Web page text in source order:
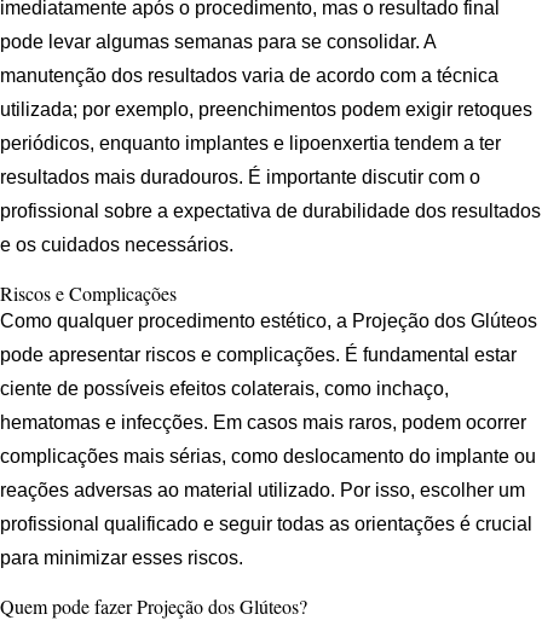
imediatamente após o procedimento, mas o resultado final
pode levar algumas semanas para se consolidar. A
manutenção dos resultados varia de acordo com a técnica
utilizada; por exemplo, preenchimentos podem exigir retoques
periódicos, enquanto implantes e lipoenxertia tendem a ter
resultados mais duradouros. É importante discutir com o
profissional sobre a expectativa de durabilidade dos resultados
e os cuidados necessários.
Riscos e Complicações
Como qualquer procedimento estético, a Projeção dos Glúteos
pode apresentar riscos e complicações. É fundamental estar
ciente de possíveis efeitos colaterais, como inchaço,
hematomas e infecções. Em casos mais raros, podem ocorrer
complicações mais sérias, como deslocamento do implante ou
reações adversas ao material utilizado. Por isso, escolher um
profissional qualificado e seguir todas as orientações é crucial
para minimizar esses riscos.
Quem pode fazer Projeção dos Glúteos?